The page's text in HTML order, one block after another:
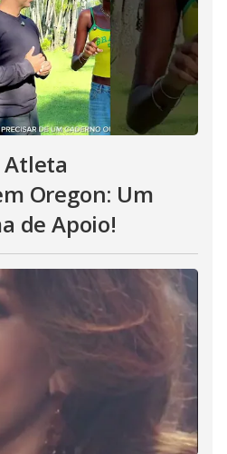
Atleta
Oregon: Um
de Apoio!